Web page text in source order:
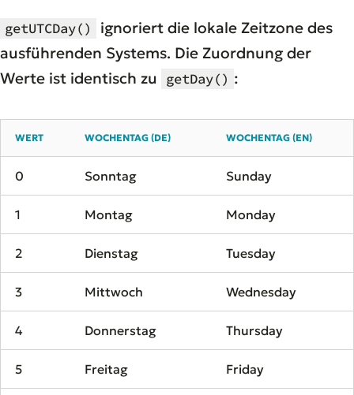
getUTCDay()
ignoriert die lokale Zeitzone des
ausführenden Systems. Die Zuordnung der
Werte ist identisch zu getDay() :
WERT WOCHENTAG (DE) WOCHENTAG (EN)
0 Sonntag Sunday
1 Montag Monday
2 Dienstag Tuesday
3 Mittwoch Wednesday
4 Donnerstag Thursday
5 Freitag Friday